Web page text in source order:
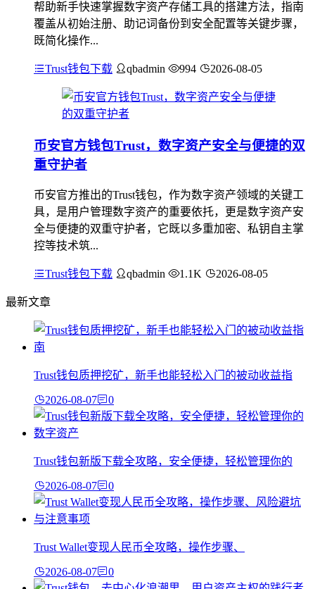
帮助新手快速掌握数字资产存储工具的搭建方法，指南
覆盖从初始注册、助记词备份到安全配置等关键步骤，
既简化操作...
Trust钱包下载 qbadmin 994 2026-08-05
币安官方钱包Trust，数字资产安全与便捷的双
重守护者
币安官方推出的Trust钱包，作为数字资产领域的关键工
具，是用户管理数字资产的重要依托，更是数字资产安
全与便捷的双重守护者，它既以多重加密、私钥自主掌
控等技术筑...
Trust钱包下载 qbadmin 1.1K 2026-08-05
最新文章
Trust钱包质押挖矿，新手也能轻松入门的被动收益指
2026-08-07 0
Trust钱包新版下载全攻略，安全便捷，轻松管理你的
2026-08-07 0
Trust Wallet变现人民币全攻略，操作步骤、
2026-08-07 0